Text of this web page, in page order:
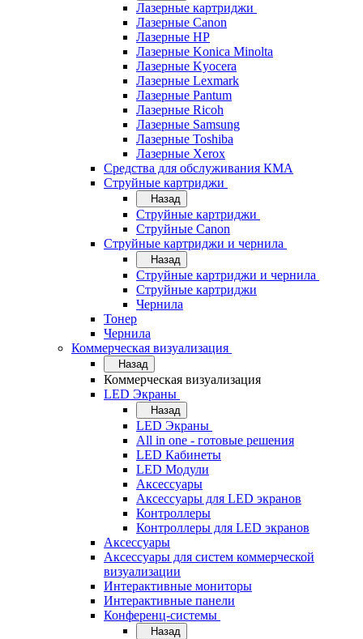
Лазерные картриджи
Лазерные Canon
Лазерные HP
Лазерные Konica Minolta
Лазерные Kyocera
Лазерные Lexmark
Лазерные Pantum
Лазерные Ricoh
Лазерные Samsung
Лазерные Toshiba
Лазерные Xerox
Средства для обслуживания КМА
Струйные картриджи
Назад
Струйные картриджи
Струйные Canon
Струйные картриджи и чернила
Назад
Струйные картриджи и чернила
Струйные картриджи
Чернила
Тонер
Чернила
Коммерческая визуализация
Назад
Коммерческая визуализация
LED Экраны
Назад
LED Экраны
All in one - готовые решения
LED Кабинеты
LED Модули
Аксессуары
Аксессуары для LED экранов
Контроллеры
Контроллеры для LED экранов
Аксессуары
Аксессуары для систем коммерческой
визуализации
Интерактивные мониторы
Интерактивные панели
Конференц-системы
Назад